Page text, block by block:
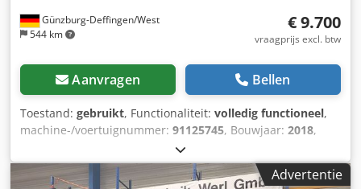
Günzburg-Deffingen/West
544 km
€ 9.700
vraagprijs excl. btw
Aanvragen Bellen
Toestand: gebruikt, Functionaliteit: volledig functioneel,
machine-/voertuignummer: 91125745, Bouwjaar: 2018,
, draagvermogen:
hefhoogte:5.900 mm, vrije hefhoogte:1.800 mm,
brandstoftype:
elektrisch, masttype:triplex, bouwhoogte:
Advertentie